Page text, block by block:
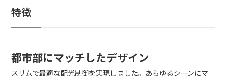
特徴
都市部にマッチしたデザイン
スリムで最適な配光制御を実現しました。あらゆるシーンにマ